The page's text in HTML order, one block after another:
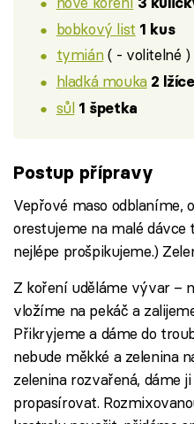
bobkový list 1 kus
tymián( - volitelné )
hladká mouka 2 lžíce
sůl 1 špetka
Postup přípravy
Vepřové maso odblaníme,
orestujeme na malé dávce
nejlépe prošpikujeme.)
Z koření uděláme vývar –
vložíme na pekáč a
Přikryjeme a dáme do
nebude měkké a zelenina
zelenina rozvařená, dáme
propasírovat.